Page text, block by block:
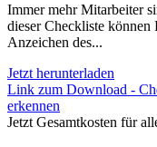
Immer mehr Mitarbeiter
dieser Checkliste
Anzeichen des...
Jetzt herunterladen
Link zum Download -
erkennen
Jetzt Gesamtkosten für